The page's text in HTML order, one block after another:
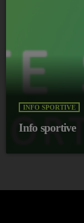
INFO SPORTIVE
Info sportive